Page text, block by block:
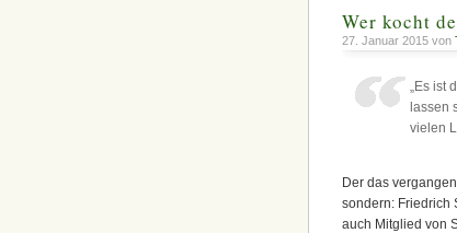
Wer kocht
27. Januar 2015 von
„Es ist
lassen
vielen
Der das
sondern: Friedrich
auch Mitglied von